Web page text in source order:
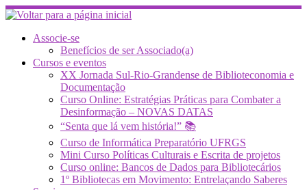
Skip
to
contentAssocie-se
Benefícios de ser Associado(a)
Cursos e eventos
XX Jornada Sul-Rio-Grandense de Biblioteconomia e
Documentação
Curso Online: Estratégias Práticas para Combater a
Desinformação – NOVAS DATAS
“Senta que lá vem história!” 📚
Curso de Informática Preparatório UFRGS
Mini Curso Políticas Culturais e Escrita de projetos
Curso online: Bancos de Dados para Bibliotecários
1º Bibliotecas em Movimento: Entrelaçando Saberes